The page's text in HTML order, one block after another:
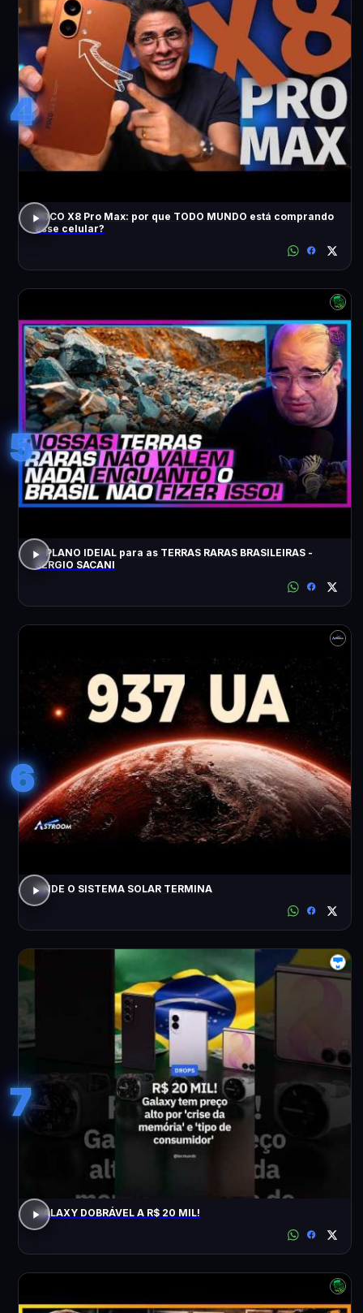
4
POCO X8 Pro Max: por que TODO MUNDO está comprando
esse celular?
5
O PLANO IDEIAL para as TERRAS RARAS BRASILEIRAS -
SÉRGIO SACANI
6
ONDE O SISTEMA SOLAR TERMINA
7
GALAXY DOBRÁVEL A R$ 20 MIL!